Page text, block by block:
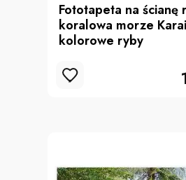
Fototapeta na ścianę
koralowa morze
kolorowe ryby